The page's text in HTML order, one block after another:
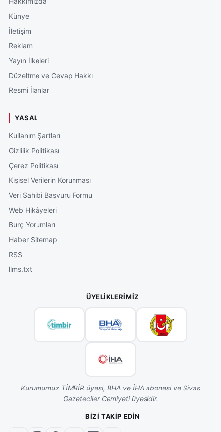
Künye
İletişim
Reklam
Yayın İlkeleri
Düzeltme ve Cevap Hakkı
Resmi İlanlar
YASAL
Kullanım Şartları
Gizlilik Politikası
Çerez Politikası
Kişisel Verilerin Korunması
Veri Sahibi Başvuru Formu
Web Hikâyeleri
Burç Yorumları
Haber Sitemap
RSS
llms.txt
ÜYELIKLERIMIZ
Kurumumuz TİMBİR üyesi, BHA ve İHA abonesi ve Sivas
Gazeteciler Cemiyeti üyesidir.
BIZI TAKIP EDIN